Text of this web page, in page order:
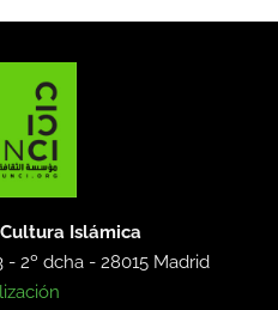
Islámica
- 2º dcha -28015 Madrid